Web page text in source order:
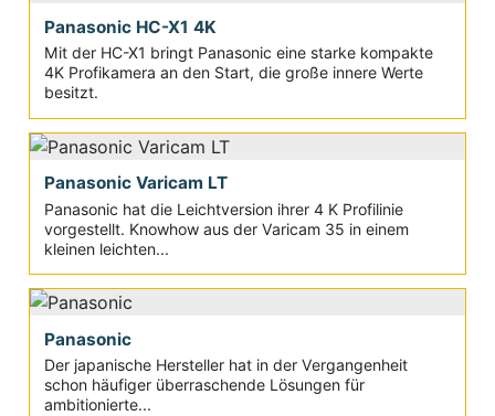
Panasonic HC-X1 4K
Mit der HC-X1 bringt Panasonic eine starke kompakte
4K Profikamera an den Start, die große innere Werte
besitzt.
Panasonic Varicam LT
Panasonic hat die Leichtversion ihrer 4 K Profilinie
vorgestellt. Knowhow aus der Varicam 35 in einem
kleinen leichten...
Panasonic
Der japanische Hersteller hat in der Vergangenheit
schon häufiger überraschende Lösungen für
ambitionierte...